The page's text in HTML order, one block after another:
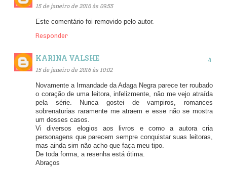
15 de janeiro de 2016 às 09:55
Este comentário foi removido pelo autor.
Responder
KARINA VALSHE
15 de janeiro de 2016 às 10:02
Novamente a Irmandade da Adaga Negra parece ter roubado
o coração de uma leitora, infelizmente, não me vejo atraída
pela série. Nunca gostei de vampiros, romances
sobrenaturias raramente me atraem e esse não se mostra
um desses casos.
Vi diversos elogios aos livros e como a autora cria
personagens que parecem sempre conquistar suas leitoras,
mas ainda sim não acho que faça meu tipo.
De toda forma, a resenha está ótima.
Abraços